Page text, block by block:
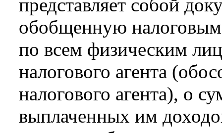
представляет собой
обобщенную
по всем физическим
налогового агента
налогового агента), о
выплаченных им